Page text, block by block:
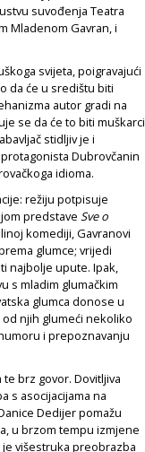
suvođenja Teatra
Mladenom Gavran, i
svijeta, poigravajući
da će u središtu biti
autor gradi na
se da će to biti muškarci
stidljiv je i
Dubrovčanin
idioma.
režiju potpisuje
predstave Sve o
komediji, Gavranovi
glumce; vrijedi
najbolje upute. Ipak,
s mladim glumačkim
glumca donose u
njih glumeći nekoliko
i prepoznavanju
brz govor. Dovitljiva
s asocijacijama na
Dedijer pomažu
u brzom tempu izmjene
višestruka preobrazba